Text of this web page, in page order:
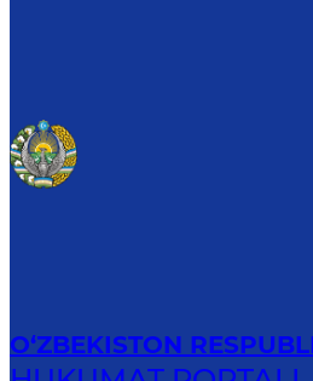
O‘ZBEKISTON